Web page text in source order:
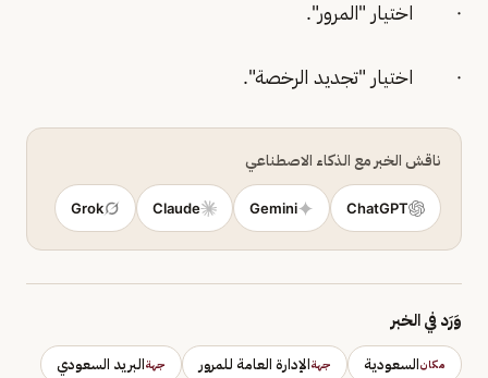
· اختيار "المرور".
· اختيار "تجديد الرخصة".
ناقش الخبر مع الذكاء الاصطناعي
ChatGPT
Gemini
Claude
Grok
وَرَد في الخبر
مكانالسعودية جهةالإدارة العامة للمرور جهةالبريد السعودي